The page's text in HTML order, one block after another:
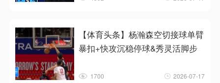
【体育头条】杨瀚森空切接球单臂
暴扣+快攻沉稳停球&秀灵活脚步
1700 2026-07-17